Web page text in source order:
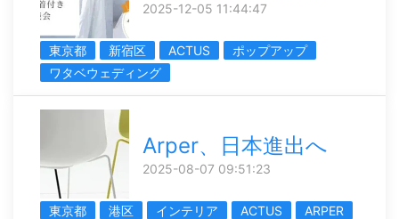
2025-12-05 11:44:47
東京都 新宿区 ACTUS
ポップアップ
ワタベウェディング
Arper、日本進出へ
2025-08-07 09:51:23
東京都 港区 インテリア ACTUS ARPER